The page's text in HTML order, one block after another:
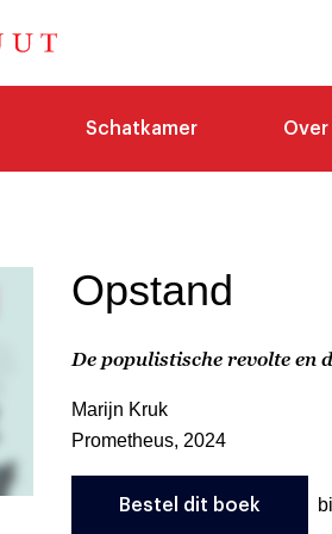
Schatkamer
Opstand
De populistische revolte en
Marijn Kruk
Prometheus, 2024
Bestel dit boek